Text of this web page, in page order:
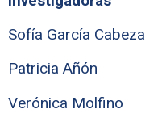
Sofía García Cabeza
Patricia Añón
Verónica Molfino